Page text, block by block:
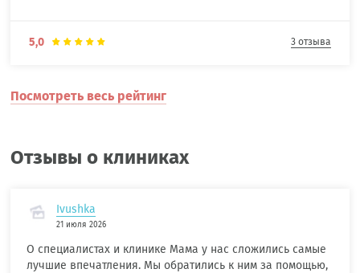
5,0 3 отзыва
Посмотреть весь рейтинг
Отзывы о клиниках
Ivushka
21 июля 2026
О специалистах и клинике Мама у нас сложились самые
лучшие впечатления. Мы обратились к ним за помощью,